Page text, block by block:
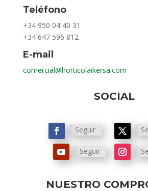
Teléfono
+34 950 04 40 31
+34 647 596 812
E-mail
comercial@horticolaikersa.com
SOCIAL
Seguir
Seguir
NUESTRO